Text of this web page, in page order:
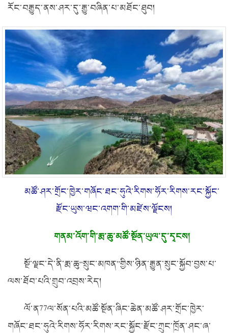
རོང་བརྒྱུད་ནས་ཤར་དུ་རྒྱུ་བཞིན་པ་མཐོང་ཐུབ།
མཚོ་ཤར་གྲོང་ཁྱེར་གཞོང་ཐང་ཧུའེ་རིགས་ཧོར་རིགས་རང་སྐྱོང་
རྫོང་ཡུས་ཝང་འགག་གི་མཛེས་ལྗོངས།
གནམ་འོག་གི་རྨ་ཆུ་མཚོ་སྔོན་ཡུལ་དུ་དྭངས།
སྔོ་ལྗང་དེ་ནི་རྨ་ཆུ“སྲུང་མཁན”གྱིས་ཉིན་རྒྱུན་སྲུང་སྐྱོབ་བྱས་པ་
ལས་ཐོབ་པའི་གྲུབ་འབྲས་རེད།
ལོ་ན77ལ་སོན་པའི་མཚོ་སྔོན་ཞིང་ཆེན་མཚོ་ཤར་གྲོང་ཁྱེར་
གཞོང་ཐང་ཧུའེ་རིགས་ཧོར་རིགས་རང་སྐྱོང་རྫོང་ཀྲུང་ཁྲོན་ཤང་ཞ་